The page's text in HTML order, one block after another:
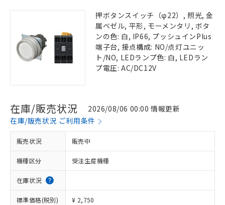
押ボタンスイッチ（φ22）, 照光, 金
属ベゼル, 平形, モーメンタリ, ボタ
ンの色: 白, IP66, プッシュインPlus
端子台, 接点構成: NO/点灯ユニッ
ト/NO, LEDランプ色: 白, LEDラン
プ電圧: AC/DC12V
在庫/販売状況
2026/08/06 00:00 情報更新
在庫/販売状況 ご利用条件
販売状況 販売中
機種区分 受注生産機種
在庫状況
標準価格(税別) ¥ 2,750